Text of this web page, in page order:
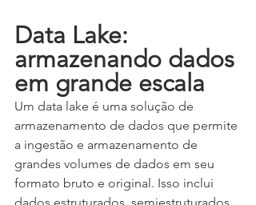
Data Lake:
armazenando dados
em grande escala
Um data lake é uma solução de
armazenamento de dados que permite
a ingestão e armazenamento de
grandes volumes de dados em seu
formato bruto e original. Isso inclui